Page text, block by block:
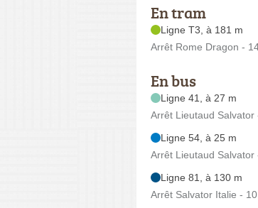
En tram
Ligne T3, à 181 m
Arrêt Rome Dragon -
En bus
Ligne 41, à 27 m
Arrêt Lieutaud Salvator
Ligne 54, à 25 m
Arrêt Lieutaud
Ligne 81, à 130 m
Arrêt Salvator Italie -